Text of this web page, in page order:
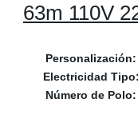
63m 110V
Personalización:
Electricidad Tipo:
Número de Polo: